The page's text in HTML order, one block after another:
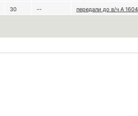
30 -- передали до в/ч А 1604